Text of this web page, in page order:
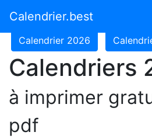
Calendrier.best
Calendrier 2024
Calendrier 2026
Calendriers
à imprimer
pdf